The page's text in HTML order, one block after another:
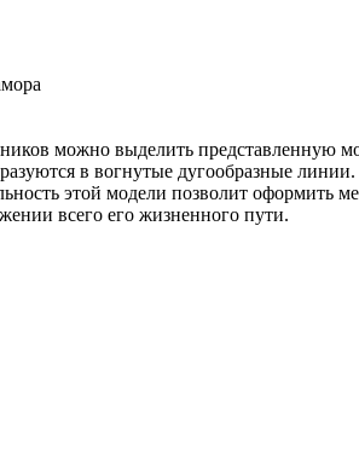
можно выделить представленную
в вогнутые дугообразные
этой модели позволит оформить
всего его жизненного пути.